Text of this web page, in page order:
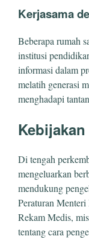
Kerjasama
Beberapa rumah
institusi
informasi dalam
melatih generasi
menghadapi
Di tengah
mengeluarkan
mendukung
Peraturan
Rekam Medis,
tentang cara